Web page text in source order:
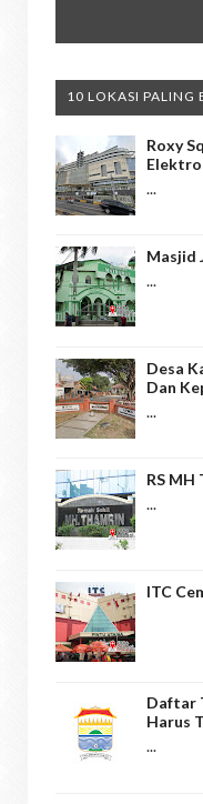
10 LOKASI PALING
Roxy
...
Masjid
...
Desa
Dan
...
RS MH
...
ITC
Daftar
Harus
...